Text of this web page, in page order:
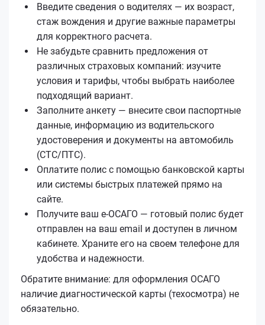
Введите сведения о водителях — их возраст,
стаж вождения и другие важные параметры
для корректного расчета.
Не забудьте сравнить предложения от
различных страховых компаний: изучите
условия и тарифы, чтобы выбрать наиболее
подходящий вариант.
Заполните анкету — внесите свои паспортные
данные, информацию из водительского
удостоверения и документы на автомобиль
(СТС/ПТС).
Оплатите полис с помощью банковской карты
или системы быстрых платежей прямо на
сайте.
Получите ваш е‑ОСАГО — готовый полис будет
отправлен на ваш email и доступен в личном
кабинете. Храните его на своем телефоне для
удобства и надежности.
Обратите внимание: для оформления ОСАГО
наличие диагностической карты (техосмотра) не
обязательно.